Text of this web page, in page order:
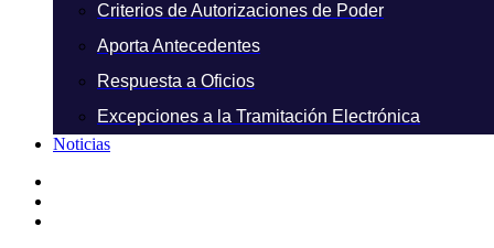
Criterios de Autorizaciones de Poder
Aporta Antecedentes
Respuesta a Oficios
Excepciones a la Tramitación Electrónica
Noticias